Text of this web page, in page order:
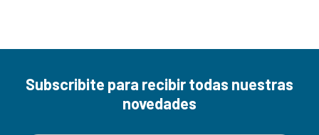
Subscribite para recibir todas nuestras
novedades